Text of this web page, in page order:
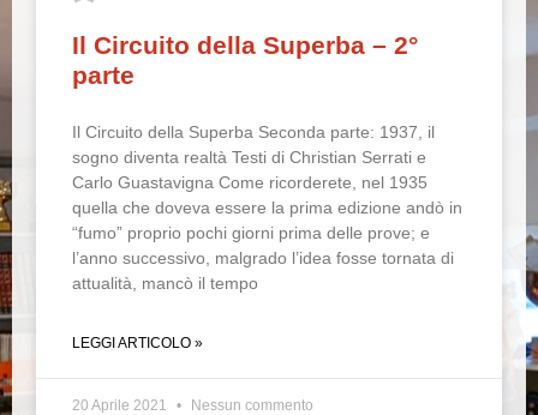
Il Circuito della Superba – 2°
parte
Il Circuito della Superba Seconda parte: 1937, il
sogno diventa realtà Testi di Christian Serrati e
Carlo Guastavigna Come ricorderete, nel 1935
quella che doveva essere la prima edizione andò in
“fumo” proprio pochi giorni prima delle prove; e
l’anno successivo, malgrado l’idea fosse tornata di
attualità, mancò il tempo
LEGGI ARTICOLO »
20 Aprile 2021 Nessun commento